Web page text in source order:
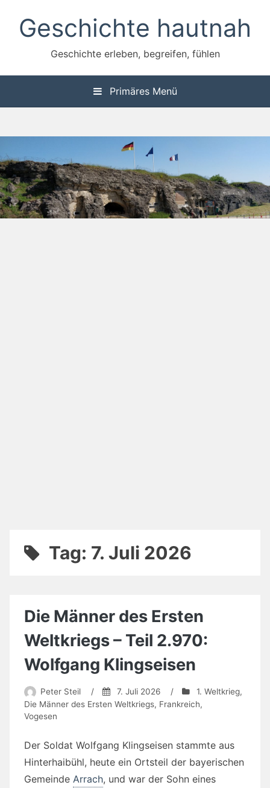
Inhalt
springenGeschichte hautnah
Geschichte erleben, begreifen, fühlen
Primäres Menü
Tag: 7. Juli 2026
Die Männer des Ersten
Weltkriegs – Teil 2.970:
Wolfgang Klingseisen
Peter Steil / 7. Juli 2026 / 1. Weltkrieg,
Die Männer des Ersten Weltkriegs, Frankreich,
Vogesen
Der Soldat Wolfgang Klingseisen stammte aus
Hinterhaibühl, heute ein Ortsteil der bayerischen
Gemeinde Arrach, und war der Sohn eines